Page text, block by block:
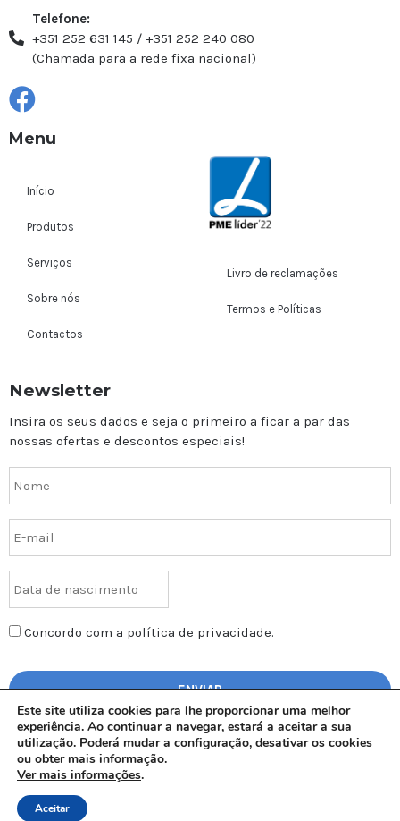
Telefone:
+351 252 631 145 / +351 252 240 080
(Chamada para a rede fixa nacional)
Menu
Início
Produtos
Serviços
Sobre nós
Contactos
Livro de reclamações
Termos e Políticas
Newsletter
Insira os seus dados e seja o primeiro a ficar a par das
nossas ofertas e descontos especiais!
Concordo com a política de privacidade.
Este site utiliza cookies para lhe proporcionar uma melhor
experiência. Ao continuar a navegar, estará a aceitar a sua
utilização. Poderá mudar a configuração, desativar os cookies
ou obter mais informação.
Ver mais informações.
Aceitar